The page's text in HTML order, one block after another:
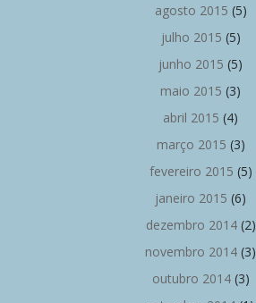
agosto 2015 (5)
julho 2015 (5)
junho 2015 (5)
maio 2015 (3)
abril 2015 (4)
março 2015 (3)
fevereiro 2015 (5)
janeiro 2015 (6)
dezembro 2014(2)
novembro 2014 (3)
outubro 2014(3)